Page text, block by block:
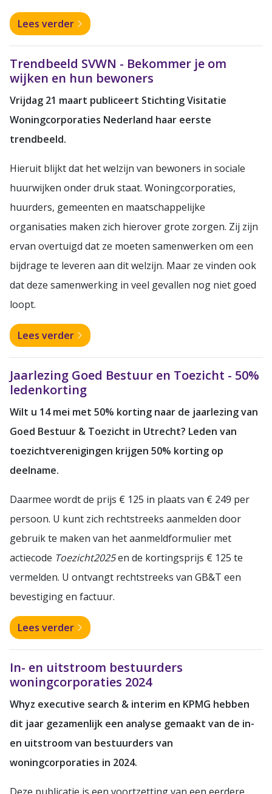
Lees verder
Trendbeeld SVWN - Bekommer je om
wijken en hun bewoners
Vrijdag 21 maart publiceert Stichting Visitatie
Woningcorporaties Nederland haar eerste
trendbeeld.
Hieruit blijkt dat het welzijn van bewoners in sociale
huurwijken onder druk staat. Woningcorporaties,
huurders, gemeenten en maatschappelijke
organisaties maken zich hierover grote zorgen. Zij zijn
ervan overtuigd dat ze moeten samenwerken om een
bijdrage te leveren aan dit welzijn. Maar ze vinden ook
dat deze samenwerking in veel gevallen nog niet goed
loopt.
Lees verder
Jaarlezing Goed Bestuur en Toezicht - 50%
ledenkorting
Wilt u 14 mei met 50% korting naar de jaarlezing van
Goed Bestuur & Toezicht in Utrecht? Leden van
toezichtverenigingen krijgen 50% korting op
deelname.
Daarmee wordt de prijs € 125 in plaats van € 249 per
persoon. U kunt zich rechtstreeks aanmelden door
gebruik te maken van het aanmeldformulier met
actiecode Toezicht2025en de kortingsprijs € 125 te
vermelden. U ontvangt rechtstreeks van GB&T een
bevestiging en factuur.
Lees verder
In- en uitstroom bestuurders
woningcorporaties 2024
Whyz executive search & interim en KPMG hebben
dit jaar gezamenlijk een analyse gemaakt van de in-
en uitstroom van bestuurders van
woningcorporaties in 2024.